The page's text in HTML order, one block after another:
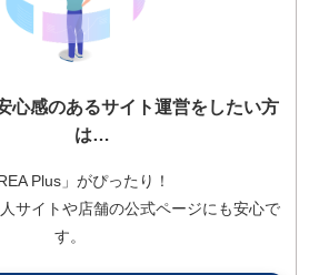
心感のあるサイト運営をしたい方
は…
Plus」がぴったり！
サイトや店舗の公式ページにも安心で
す。